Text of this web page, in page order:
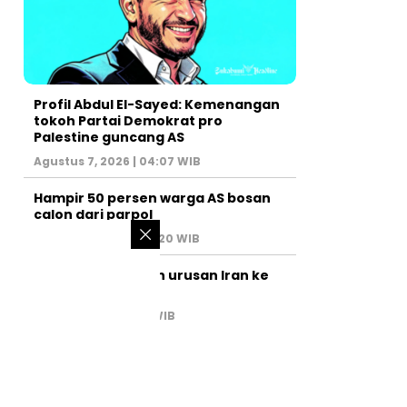
Profil Abdul El-Sayed: Kemenangan
tokoh Partai Demokrat pro
Palestine guncang AS
Agustus 7, 2026 | 04:07 WIB
Hampir 50 persen warga AS bosan
calon dari parpol
Agustus 6, 2026 | 07:20 WIB
PM Israel serahkan urusan Iran ke
Juli 31, 2026 | 02:47 WIB